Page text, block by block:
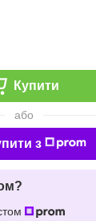
Купити
або
з